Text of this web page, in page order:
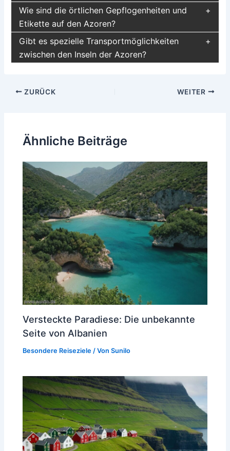
Wie sind die örtlichen Gepflogenheiten und
Etikette auf den Azoren?
Gibt es spezielle Transportmöglichkeiten
zwischen den Inseln der Azoren?
Beitragsnavigation
ZURÜCK WEITER
Ähnliche Beiträge
Versteckte Paradiese: Die unbekannte
Seite von Albanien
Besondere Reiseziele / VonSunilo